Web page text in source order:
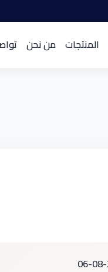
المنتجات من نحن